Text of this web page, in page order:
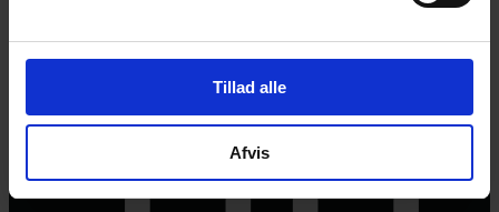
Tillad alle
Afvis
© 2026 Eva Ehler | Himmelheltene | CVR:26639670